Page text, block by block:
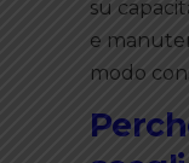
su
e
modo